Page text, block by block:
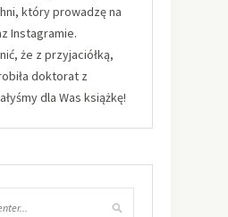
który prowadzę na
Instagramie.
że z przyjaciółką,
doktorat z
dla Was książkę!